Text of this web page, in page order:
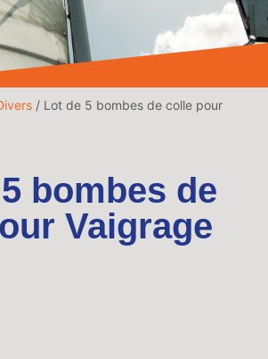
/ Lot de 5 bombes de colle pour
bombes de
Vaigrage